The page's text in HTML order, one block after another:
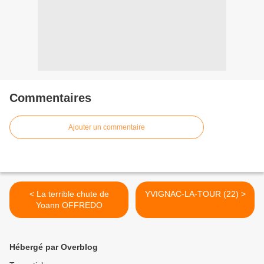
Commentaires
Ajouter un commentaire
< La terrible chute de
Yoann OFFREDO
YVIGNAC-LA-TOUR (22) >
Hébergé par Overblog